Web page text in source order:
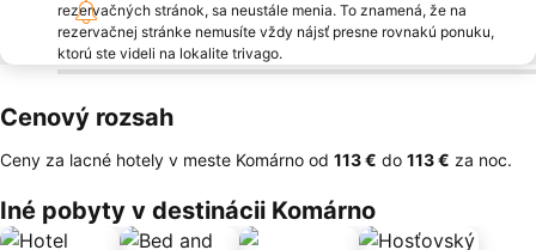
rezervačných stránok, sa neustále menia. To znamená, že na
rezervačnej stránke nemusíte vždy nájsť presne rovnakú ponuku,
ktorú ste videli na lokalite trivago.
Cenový rozsah
Ceny za lacné hotely v meste Komárno od ‎113 € do ‎113 € za noc.
Iné pobyty v destinácii Komárno